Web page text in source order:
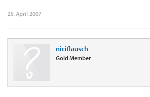
25. April 2007
niciflausch
Gold Member